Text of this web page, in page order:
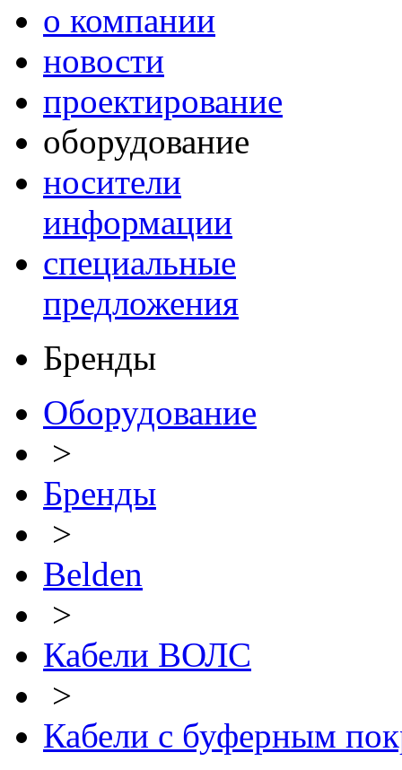
о компании
новости
проектирование
оборудование
носители
информации
специальные
предложения
Бренды
Оборудование
>
Бренды
>
Belden
>
Кабели ВОЛС
>
Кабели с буферным